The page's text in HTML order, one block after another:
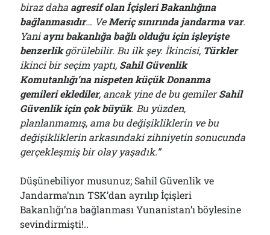
biraz daha agresif olan İçişleri Bakanlığına
bağlanmasıdır… VeMeriç sınırında jandarma var.
Yaniaynı bakanlığabağlı olduğu için işleyişte
benzerlikgörülebilir. Bu ilk şey. İkincisi, Türkler
ikinci bir seçim yaptı, Sahil Güvenlik
Komutanlığı’na nispeten küçük Donanma
gemileri eklediler, ancak yine de bu gemilerSahil
Güvenlik için çok büyük. Bu yüzden,
planlanmamış, ama bu değişikliklerin ve bu
değişikliklerin arkasındaki zihniyetin sonucunda
gerçekleşmiş bir olay yaşadık.”
Düşünebiliyor musunuz; Sahil Güvenlik ve
Jandarma’nın TSK’dan ayrılıp İçişleri
Bakanlığı’na bağlanması Yunanistan’ı böylesine
sevindirmişti!..